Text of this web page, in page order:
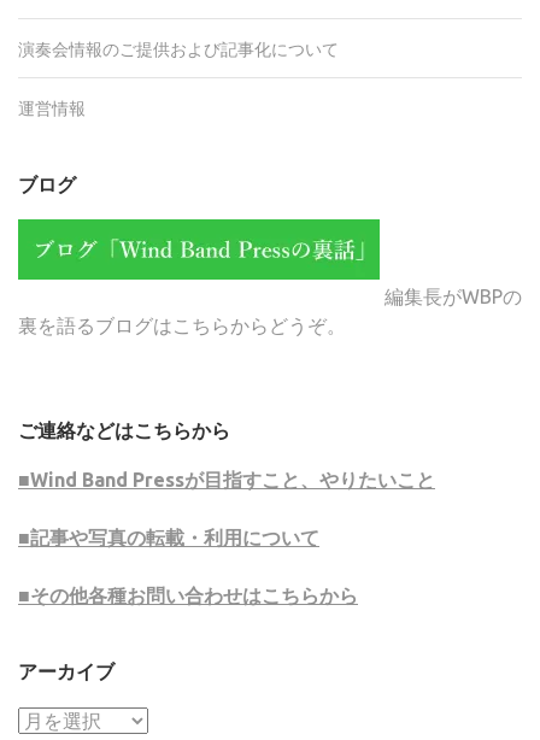
演奏会情報のご提供および記事化について
運営情報
ブログ
編集長がWBPの
裏を語るブログはこちらからどうぞ。
ご連絡などはこちらから
■Wind Band Pressが目指すこと、やりたいこと
■記事や写真の転載・利用について
■その他各種お問い合わせはこちらから
アーカイブ
ア